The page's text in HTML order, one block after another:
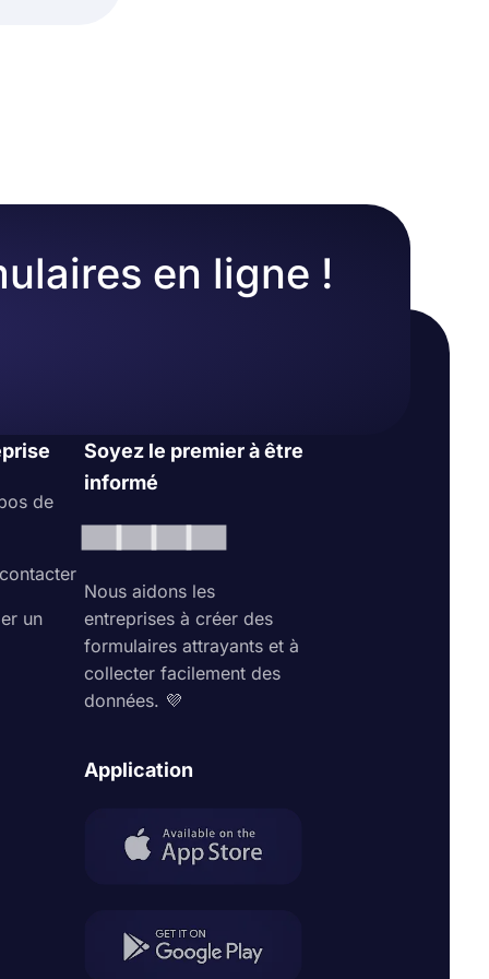
en ligne !
de
un
Soyez le premier à être
informé
Nous aidons les
entreprises à créer des
formulaires attrayants et à
collecter facilement des
données. 💜
Application